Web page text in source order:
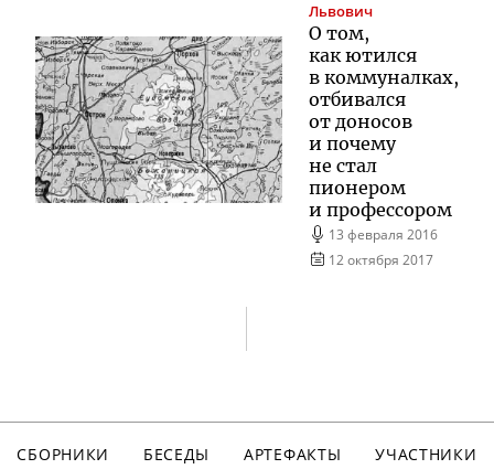
Львович
О том,
как ютился
в коммуналках,
отбивался
от доносов
и почему
не стал
пионером
и профессором
13 февраля 2016
12 октября 2017
СБОРНИКИ БЕСЕДЫ АРТЕФАКТЫ
УЧАСТНИКИ